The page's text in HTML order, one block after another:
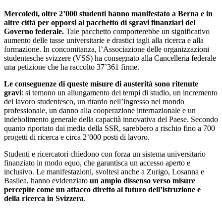
Mercoledì, oltre 2’000 studenti hanno manifestato a Berna e in
altre città per opporsi al pacchetto di sgravi finanziari del
Governo federale. Tale pacchetto comporterebbe un significativo
aumento delle tasse universitarie e drastici tagli alla ricerca e alla
formazione. In concomitanza, l’Associazione delle organizzazioni
studentesche svizzere (VSS) ha consegnato alla Cancelleria federale
una petizione che ha raccolto 37’361 firme.
Le conseguenze di queste misure di austerità sono ritenute
gravi: si temono un allungamento dei tempi di studio, un incremento
del lavoro studentesco, un ritardo nell’ingresso nel mondo
professionale, un danno alla cooperazione internazionale e un
indebolimento generale della capacità innovativa del Paese. Secondo
quanto riportato dai media della SSR, sarebbero a rischio fino a 700
progetti di ricerca e circa 2’000 posti di lavoro.
Studenti e ricercatori chiedono con forza un sistema universitario
finanziato in modo equo, che garantisca un accesso aperto e
inclusivo. Le manifestazioni, svoltesi anche a Zurigo, Losanna e
Basilea, hanno evidenziato un ampio dissenso verso misure
percepite come un attacco diretto al futuro dell’istruzione e
della ricerca in Svizzera.